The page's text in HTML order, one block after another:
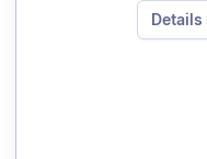
Details